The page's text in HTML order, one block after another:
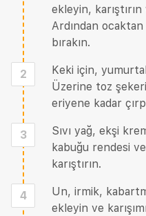
ekleyin,
Ardından ocaktan
bırakın.
2
Keki için,
Üzerine toz
eriyene kadar
3
Sıvı yağ, ekşi
kabuğu rendesi
karıştırın.
4
Un, irmik,
ekleyin ve